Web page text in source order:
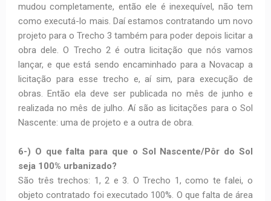
mudou completamente, então ele é inexequível, não tem
como executá-lo mais. Daí estamos contratando um novo
projeto para o Trecho 3 também para poder depois licitar a
obra dele. O Trecho 2 é outra licitação que nós vamos
lançar, e que está sendo encaminhado para a Novacap a
licitação para esse trecho e, aí sim, para execução de
obras. Então ela deve ser publicada no mês de junho e
realizada no mês de julho. Aí são as licitações para o Sol
Nascente: uma de projeto e a outra de obra.
6-) O que falta para que o Sol Nascente/Pôr do Sol
seja 100% urbanizado?
São três trechos: 1, 2 e 3. O Trecho 1, como te falei, o
objeto contratado foi executado 100%. O que falta de área